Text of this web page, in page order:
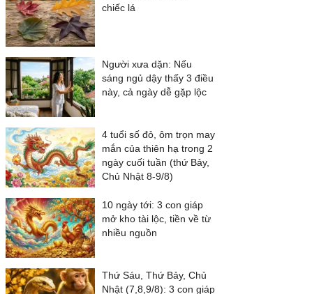
chiếc lá
Người xưa dặn: Nếu
sáng ngủ dậy thấy 3 điều
này, cả ngày dễ gặp lộc
4 tuổi số đỏ, ôm trọn may
mắn của thiên hạ trong 2
ngày cuối tuần (thứ Bảy,
Chủ Nhật 8-9/8)
10 ngày tới: 3 con giáp
mở kho tài lộc, tiền về từ
nhiều nguồn
Thứ Sáu, Thứ Bảy, Chủ
Nhật (7,8,9/8): 3 con giáp